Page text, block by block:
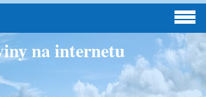
na internetu